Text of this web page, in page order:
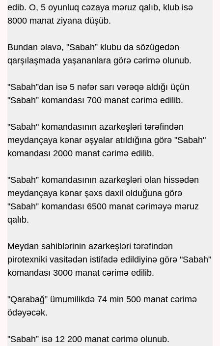
edib. O, 5 oyunluq cəzaya məruz qalıb, klub isə
8000 manat ziyana düşüb.
Bundan əlavə, "Sabah” klubu da sözügedən
qarşılaşmada yaşananlara görə cərimə olunub.
"Sabah”dan isə 5 nəfər sarı vərəqə aldığı üçün
"Sabah” komandası 700 manat cərimə edilib.
"Sabah" komandasının azarkeşləri tərəfindən
meydançaya kənar əşyalar atıldığına görə "Sabah"
komandası 2000 manat cərimə edilib.
"Sabah” komandasının azarkeşləri olan hissədən
meydançaya kənar şəxs daxil olduğuna görə
"Sabah” komandası 6500 manat cəriməyə məruz
qalıb.
Meydan sahiblərinin azarkeşləri tərəfindən
pirotexniki vasitədən istifadə edildiyinə görə "Sabah”
komandası 3000 manat cərimə edilib.
"Qarabağ” ümumilikdə 74 min 500 manat cərimə
ödəyəcək.
"Sabah” isə 12 200 manat cərimə olunub.